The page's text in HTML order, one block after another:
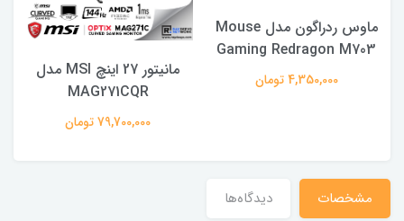
ماوس ردراگون مدل Mouse
Gaming Redragon M703
4,350,000 تومان
مانیتور 27 اینچ MSI مدل
MAG271CQR
79,700,000 تومان
مشخصات دیدگاه‌ها